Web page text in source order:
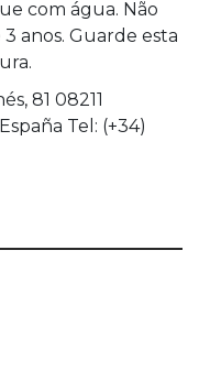
com água. Não
anos. Guarde esta
81 08211
Tel: (+34)